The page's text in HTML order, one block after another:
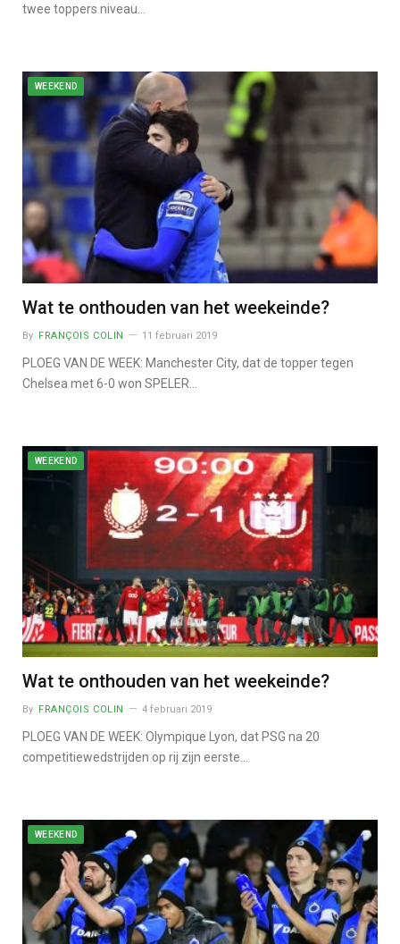
twee toppers niveau…
WEEKEND
Wat te onthouden van het weekeinde?
By FRANÇOIS COLIN 11 februari 2019
PLOEG VAN DE WEEK: Manchester City, dat de topper tegen
Chelsea met 6-0 won SPELER…
WEEKEND
Wat te onthouden van het weekeinde?
By FRANÇOIS COLIN 4 februari 2019
PLOEG VAN DE WEEK: Olympique Lyon, dat PSG na 20
competitiewedstrijden op rij zijn eerste…
WEEKEND